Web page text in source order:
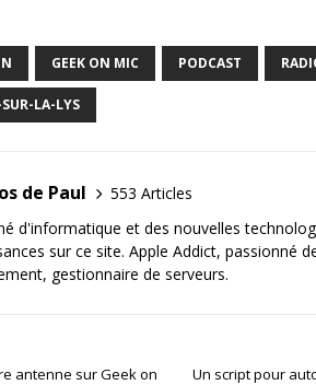
GEEK ON MIC PODCAST
LA-LYS
de Paul
553 Articles
d'informatique et des nouvelles
sur ce site. Apple Addict, passionné
gestionnaire de serveurs.
antenne sur Geek on
Un script pour